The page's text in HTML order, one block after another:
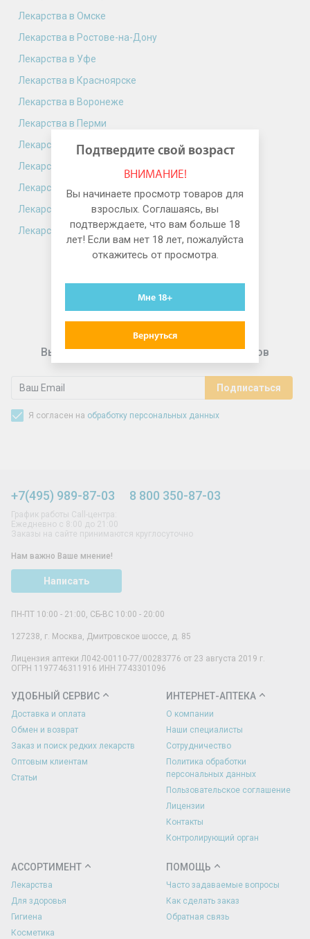
Лекарства в Омске
Лекарства в Ростове-на-Дону
Лекарства в Уфе
Лекарства в Красноярске
Лекарства в Воронеже
Лекарства в Перми
Лекарства в Волгограде
Лекарства в Краснодаре
Лекарства в Саратове
Лекарства в Тюмени
Лекарства в Тольятти
Выгодные предложения для подписчиков
Я согласен на обработку персональных данных
+7(495) 989-87-03 8 800 350-87-03
График работы Call-центра:
Ежедневно с 8:00 до 21:00
Заказы на сайте принимаются круглосуточно
Нам важно Ваше мнение!
Написать
ПН-ПТ 10:00 - 21:00, СБ-ВС 10:00 - 20:00
127238, г. Москва, Дмитровское шоссе, д. 85
Лицензия аптеки Л042-00110-77/00283776 от 23 августа 2019 г.
ОГРН 1197746311916 ИНН 7743301096
УДОБНЫЙ СЕРВИС
Доставка и оплата
Обмен и возврат
Заказ и поиск редких лекарств
Оптовым клиентам
Статьи
ИНТЕРНЕТ-АПТЕКА
О компании
Наши специалисты
Сотрудничество
Политика обработки
персональных данных
Пользовательское соглашение
Лицензии
Контакты
Контролирующий орган
АССОРТИМЕНТ
Лекарства
Для здоровья
Гигиена
Косметика
ПОМОЩЬ
Часто задаваемые вопросы
Как сделать заказ
Обратная связь
Подтвердите свой возраст
ВНИМАНИЕ!
Вы начинаете просмотр товаров для
взрослых. Соглашаясь, вы
подтверждаете, что вам больше 18
лет! Если вам нет 18 лет, пожалуйста
откажитесь от просмотра.
Мне 18+
Вернуться